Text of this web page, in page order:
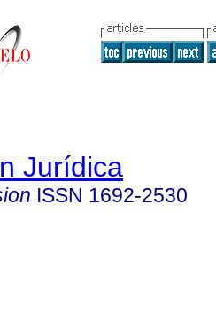
Jurídica
ISSN 1692-2530